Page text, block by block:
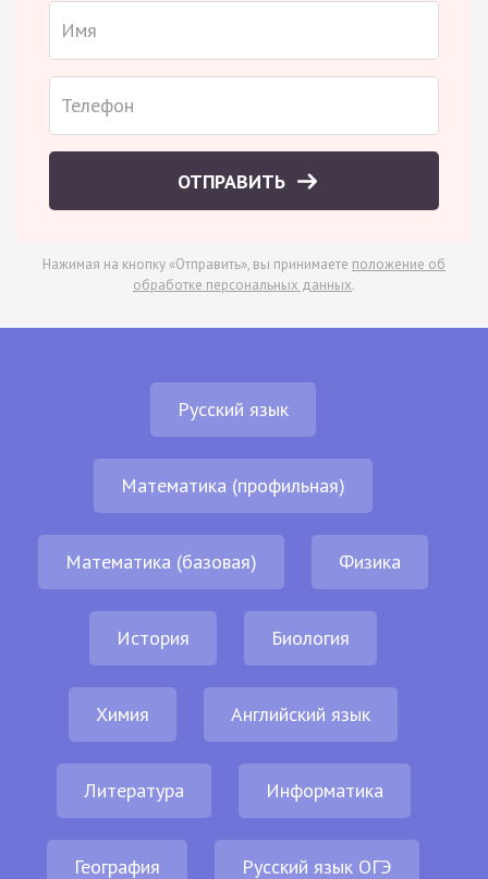
ОТПРАВИТЬ
Нажимая на кнопку «Отправить», вы принимаете положение об
обработке персональных данных.
Русский язык
Математика (профильная)
Математика (базовая) Физика
История Биология
Химия Английский язык
Литература Информатика
География Русский язык ОГЭ